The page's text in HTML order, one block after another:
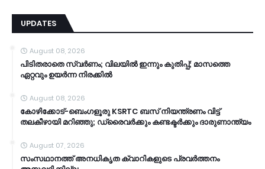
UPDATES
August 08, 2026
പിടിതരാതെ സ്വർണം; വിലയിൽ ഇന്നും കുതിപ്പ്; മാസത്തെ
ഏറ്റവും ഉയർന്ന നിരക്കിൽ
August 08, 2026
കോഴിക്കോട്-ബെംഗളൂരു KSRTC ബസ് നിയന്ത്രണം വിട്ട്
തലകീഴായി മറിഞ്ഞു; ഡ്രൈവർക്കും കണ്ടക്ടർക്കും ദാരുണാന്ത്യം
August 07, 2026
സംസഥാനത്ത് അനധികൃത ക്വാറികളുടെ പ്രവര്‍ത്തനം